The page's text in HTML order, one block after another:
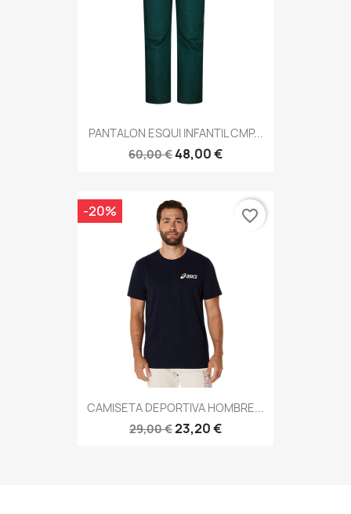
PANTALON ESQUI INFANTIL CMP...
60,00 €48,00 €
CAMISETA DEPORTIVA HOMBRE...
29,00 €23,20 €
-20% favorite_border